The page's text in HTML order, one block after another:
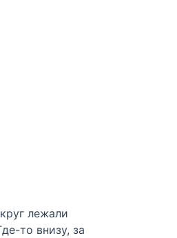
лежали
то внизу, за